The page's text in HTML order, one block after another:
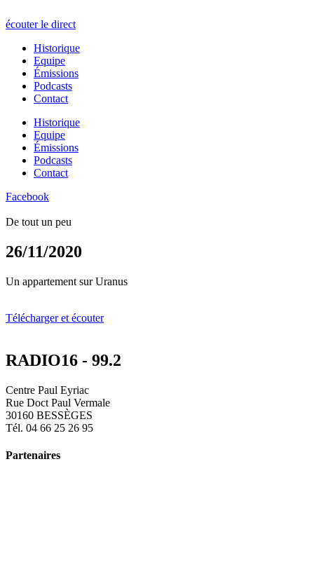
écouter le direct
Historique
Equipe
Émissions
Podcasts
Contact
Historique
Equipe
Émissions
Podcasts
Contact
Facebook
De tout un peu
26/11/2020
Un appartement sur Uranus
Télécharger et écouter
RADIO16 - 99.2
Centre Paul Eyriac
Rue Doct Paul Vermale
30160 BESSÈGES
Tél. 04 66 25 26 95
Partenaires